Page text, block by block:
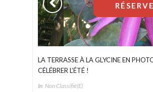
LA TERRASSE À LA GLYCINE EN
CÉLÉBRER L’ÉTÉ !
In Non Classifié(e)